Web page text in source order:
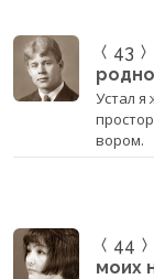
43
Устал
вором.
44
моих